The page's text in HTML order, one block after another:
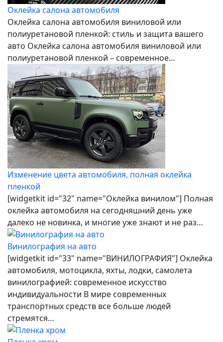
Оклейка салона автомобиля
Оклейка салона автомобиля виниловой или
полиуретановой пленкой: стиль и защита вашего
авто Оклейка салона автомобиля виниловой или
полиуретановой пленкой – современное…
Изменение цвета автомобиля, полная оклейка
пленкой
[widgetkit id="32" name="Оклейка винилом"] Полная
оклейка автомобиля на сегодняшний день уже
далеко не новинка, и многие уже знают и не раз…
Винилография на авто
[widgetkit id="33" name="ВИНИЛОГРАФИЯ"] Оклейка
автомобиля, мотоцикла, яхты, лодки, самолета
винилографией: современное искусство
индивидуальности В мире современных
транспортных средств все больше людей
стремятся…